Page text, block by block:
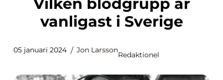
Vilken blodgrupp är
vanligast i Sverige
05 januari 2024 Jon Larsson
Redaktionel